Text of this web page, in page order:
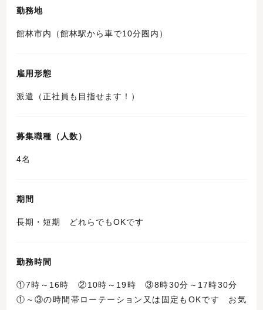
勤務地
館林市内（館林駅から車で10分圏内）
雇用形態
派遣（正社員も目指せます！）
募集職種（人数）
4名
期間
長期・短期 どれらでもOKです
勤務時間
①7時～16時 ②10時～19時 ③8時30分～17時30分
①～③の時間帯ローテーション又は固定もOKです お気